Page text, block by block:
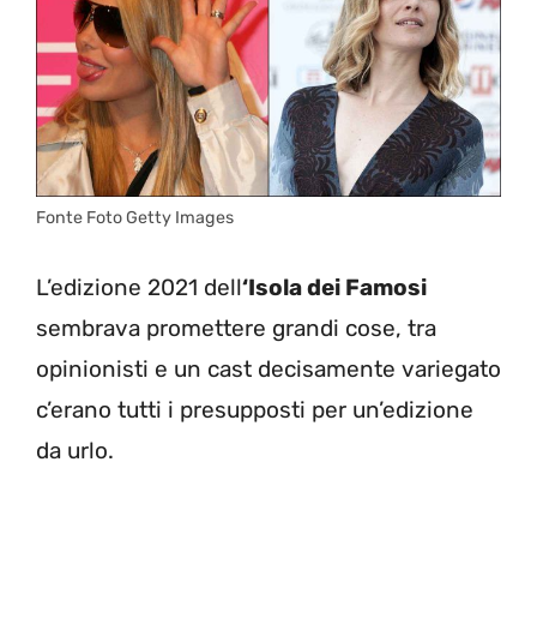
Fonte Foto Getty Images
L’edizione 2021 dell‘Isola dei Famosi
sembrava promettere grandi cose, tra
opinionisti e un cast decisamente variegato
c’erano tutti i presupposti per un’edizione
da urlo.